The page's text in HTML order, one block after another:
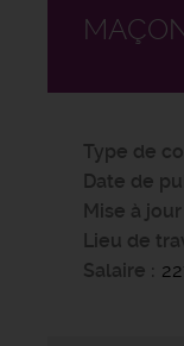
Type de
Date de
Mise à
Lieu de
Salaire